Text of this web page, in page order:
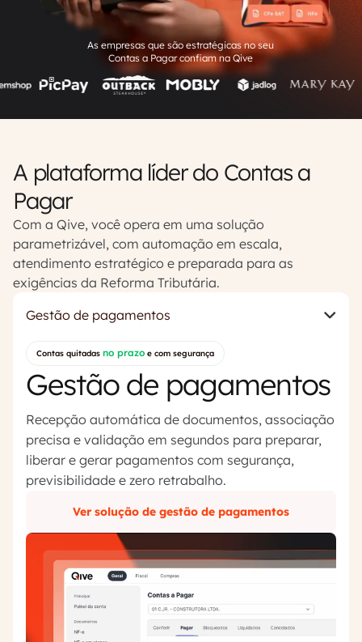
As empresas que são estratégicas no seu
Contas a Pagar confiam na Qive
A plataforma líder do Contas a
Pagar
Com a Qive, você opera em uma solução
parametrizável, com automação em escala,
atendimento estratégico e preparada para as
exigências da Reforma Tributária.
Gestão de pagamentos
Contas quitadas no prazo e com segurança
Gestão de pagamentos
Recepção automática de documentos, associação
precisa e validação em segundos para preparar,
liberar e gerar pagamentos com segurança,
previsibilidade e zero retrabalho.
Ver solução de gestão de pagamentos